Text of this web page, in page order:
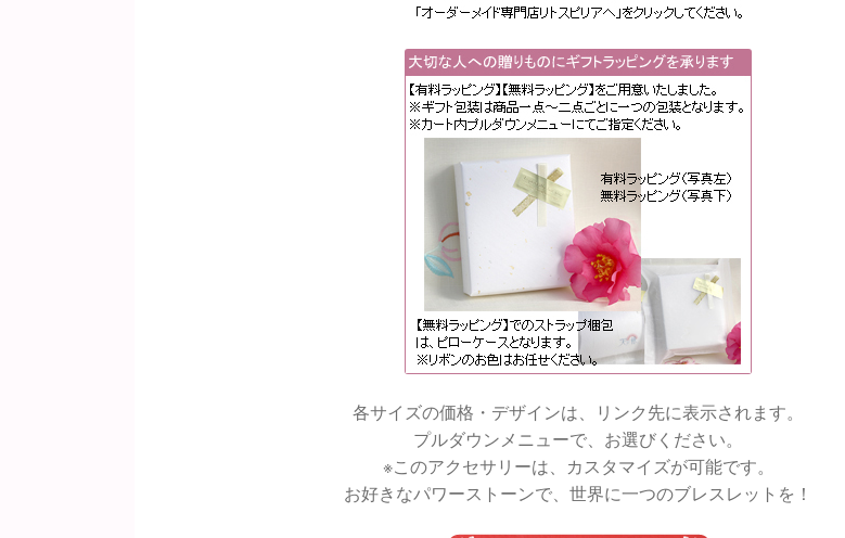
各サイズの価格・デザインは、リンク先に表示されます。
プルダウンメニューで、お選びください。
※このアクセサリーは、カスタマイズが可能です。
お好きなパワーストーンで、世界に一つのブレスレットを！